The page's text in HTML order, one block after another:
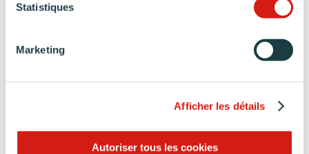
Statistiques
Marketing
Afficher les détails
Autoriser tous les cookies